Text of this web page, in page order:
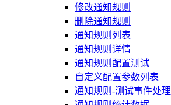
修改通知规则
删除通知规则
通知规则列表
通知规则详情
通知规则配置测试
自定义配置参数列表
通知规则-测试事件处理